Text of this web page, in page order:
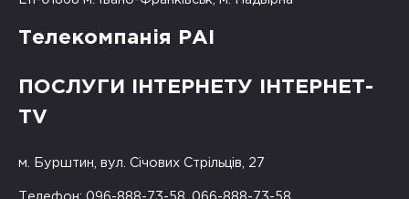
Телекомпанія РАІ
ПОСЛУГИ ІНТЕРНЕТУ ІНТЕРНЕТ-
TV
м. Бурштин, вул. Січових Стрільців, 27
Телефон: 096-888-73-58, 066-888-73-58